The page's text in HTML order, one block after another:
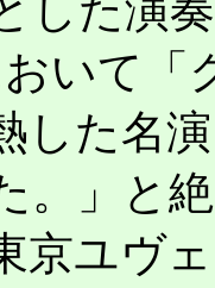
した演
おいて
した名
。」と
京ユヴ